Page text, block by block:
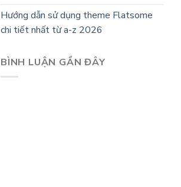
Hướng dẫn sử dụng theme Flatsome
chi tiết nhất từ a-z 2026
BÌNH LUẬN GẦN ĐÂY